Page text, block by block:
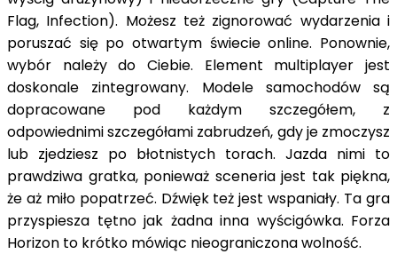
Flag, Infection). Możesz też zignorować wydarzenia i
poruszać się po otwartym świecie online. Ponownie,
wybór należy do Ciebie. Element multiplayer jest
doskonale zintegrowany. Modele samochodów są
dopracowane pod każdym szczegółem, z
odpowiednimi szczegółami zabrudzeń, gdy je zmoczysz
lub zjedziesz po błotnistych torach. Jazda nimi to
prawdziwa gratka, ponieważ sceneria jest tak piękna,
że aż miło popatrzeć. Dźwięk też jest wspaniały. Ta gra
przyspiesza tętno jak żadna inna wyścigówka. Forza
Horizon to krótko mówiąc nieograniczona wolność.